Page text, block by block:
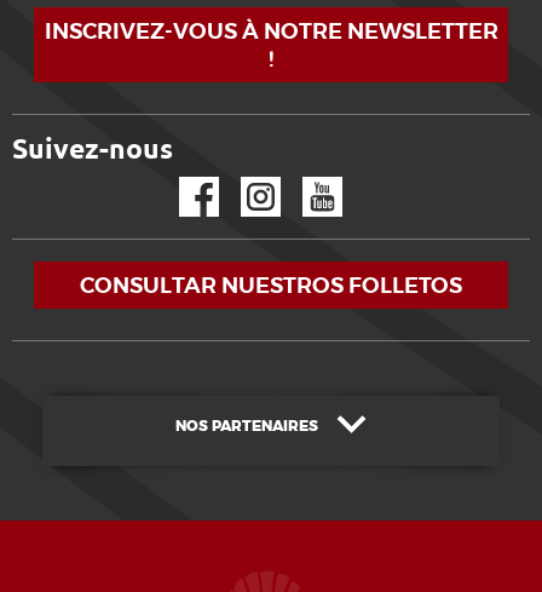
INSCRIVEZ-VOUS À NOTRE NEWSLETTER
!
Suivez-nous
CONSULTAR NUESTROS FOLLETOS
NOS PARTENAIRES